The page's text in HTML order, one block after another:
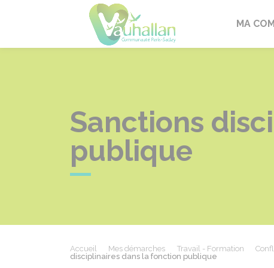
Vauhallan
MA
Sanctions
publique
Accueil Mes démarches Travail - Formation
disciplinaires dans la fonction publique